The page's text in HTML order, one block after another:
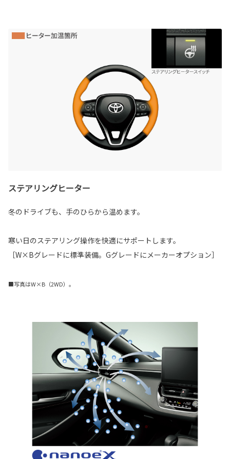
ステアリングヒーター
冬のドライブも、手のひらから温めます。
寒い日のステアリング操作を快適にサポートします。
［W×Bグレードに標準装備。Gグレードにメーカーオプション］
■写真はW×B（2WD）。